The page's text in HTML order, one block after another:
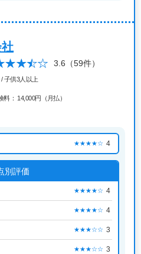
3.6 （59件）
子供3人以上
： 14,000円（月払）
★★★★☆ 4
別評価
★★★★☆ 4
★★★★☆ 4
★★★☆☆ 3
★★★☆☆ 3